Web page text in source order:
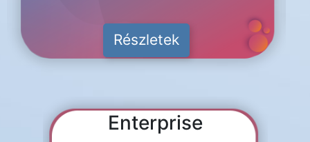
Részletek
Enterprise